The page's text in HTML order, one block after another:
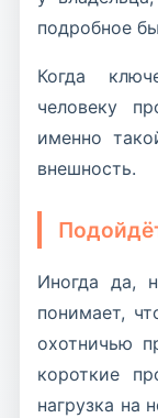
подробное
Когда
человеку
именно
внешность.
Иногда да,
понимает,
охотничью
короткие
нагрузка на